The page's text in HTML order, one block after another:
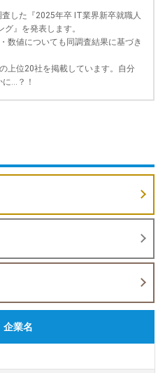
した『2025年卒 IT業界新卒就職人
』を発表します。
数値についても同調査結果に基づき
上位20社を掲載しています。自分
…？！
企業名